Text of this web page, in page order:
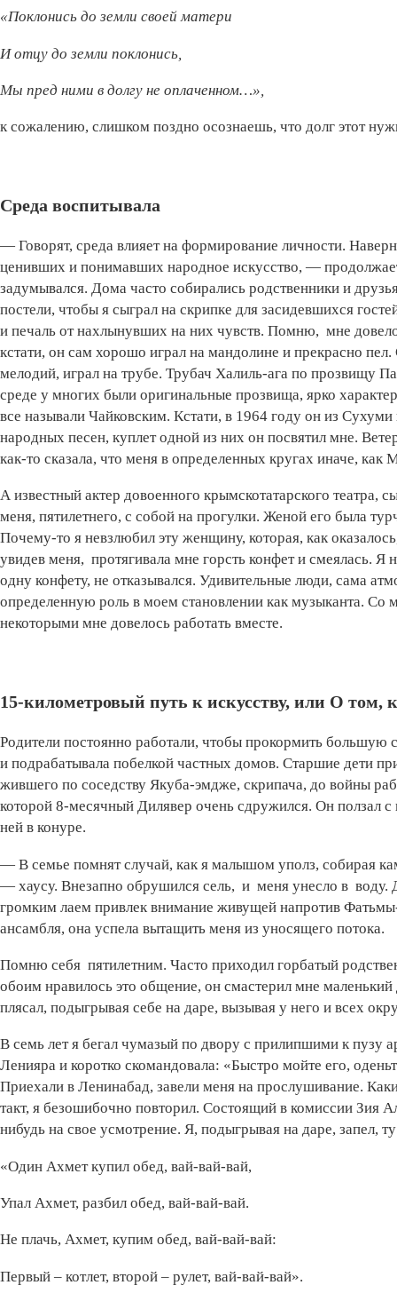
«Поклонись до земли своей матери
И отцу до земли поклонись,
Мы пред ними в долгу не оплаченном…»,
к сожалению, слишком поздно осознаешь, что долг этот
Среда воспитывала
— Говорят, среда влияет на формирование личности.
ценивших и понимавших народное искусство, —
задумывался. Дома часто собирались родственники и
постели, чтобы я сыграл на скрипке для засидевшихся
и печаль от нахлынувших на них чувств. Помню, мне
кстати, он сам хорошо играл на мандолине и прекрасно
мелодий, играл на трубе. Трубач Халиль-ага по прозвищу
среде у многих были оригинальные прозвища, ярко
все называли Чайковским. Кстати, в 1964 году он из
народных песен, куплет одной из них он посвятил мне.
как-то сказала, что меня в определенных кругах иначе, как
А известный актер довоенного крымскотатарского
меня, пятилетнего, с собой на прогулки. Женой его была
Почему-то я невзлюбил эту женщину, которая, как
увидев меня, протягивала мне горсть конфет и смеялась. Я
одну конфету, не отказывался. Удивительные люди, сама
определенную роль в моем становлении как музыканта. Со
некоторыми мне довелось работать вместе.
15-километровый путь к искусству, или О том,
Родители постоянно работали, чтобы прокормить
и подрабатывала побелкой частных домов. Старшие дети
жившего по соседству Якуба-эмдже, скрипача, до войны
которой 8-месячный Дилявер очень сдружился. Он ползал с
ней в конуре.
— В семье помнят случай, как я малышом уполз, собирая
— хаусу. Внезапно обрушился сель, и меня унесло в воду.
громким лаем привлек внимание живущей напротив
ансамбля, она успела вытащить меня из уносящего потока.
Помню себя пятилетним. Часто приходил горбатый
обоим нравилось это общение, он смастерил мне
плясал, подыгрывая себе на даре, вызывая у него и всех
В семь лет я бегал чумазый по двору с прилипшими к пузу
Ленияра и коротко скомандовала: «Быстро мойте его,
Приехали в Ленинабад, завели меня на прослушивание.
такт, я безошибочно повторил. Состоящий в комиссии
нибудь на свое усмотрение. Я, подыгрывая на даре, запел,
«Один Ахмет купил обед, вай-вай-вай,
Упал Ахмет, разбил обед, вай-вай-вай.
Не плачь, Ахмет, купим обед, вай-вай-вай:
Первый – котлет, второй – рулет, вай-вай-вай».